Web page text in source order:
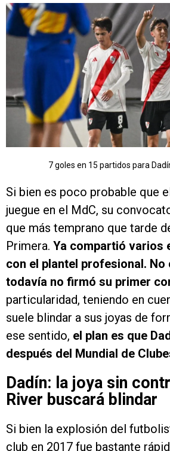
7 goles en 15 partidos para
Si bien es poco probable que
juegue en el MdC, su
que más temprano que tarde
Primera. Ya compartió varios
con el plantel profesional. No
todavía no firmó su primer
particularidad, teniendo en
suele blindar a sus joyas de
ese sentido, el plan es que
después del Mundial de
Dadín: la joya sin
River buscará blindar
Si bien la explosión del
club en 2017 fue bastante